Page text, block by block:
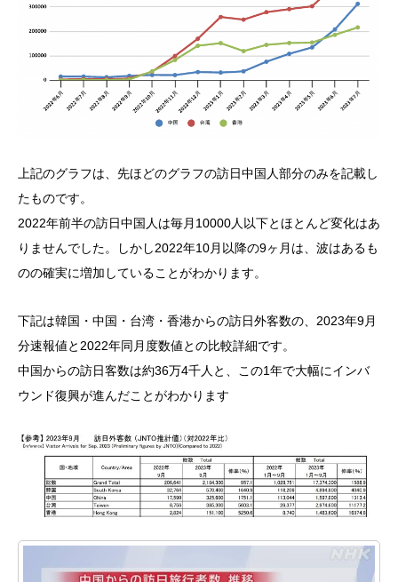
上記のグラフは、先ほどのグラフの訪日中国人部分のみを記載し
たものです。
2022年前半の訪日中国人は毎月10000人以下とほとんど変化はあ
りませんでした。しかし2022年10月以降の9ヶ月は、波はあるも
のの確実に増加していることがわかります。
下記は韓国・中国・台湾・香港からの訪日外客数の、2023年9月
分速報値と2022年同月度数値との比較詳細です。
中国からの訪日客数は約36万4千人と、この1年で大幅にインバ
ウンド復興が進んだことがわかります